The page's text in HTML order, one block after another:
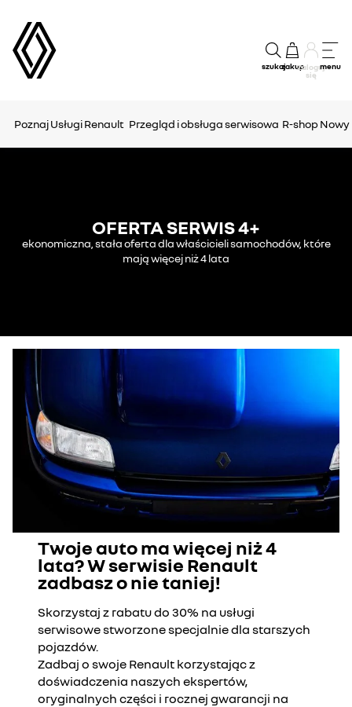
szukajzakupZaloguj
się
menu
Poznaj Usługi Renault Przegląd i obsługa serwisowa R-shopNowy
OFERTA SERWIS 4+
ekonomiczna, stała oferta dla właścicieli samochodów, które
mają więcej niż 4 lata
Twoje auto ma więcej niż 4
lata? W serwisie Renault
zadbasz o nie taniej!
Skorzystaj z rabatu do 30% na usługi
serwisowe stworzone specjalnie dla starszych
pojazdów.
Zadbaj o swoje Renault korzystając z
doświadczenia naszych ekspertów,
oryginalnych części i rocznej gwarancji na